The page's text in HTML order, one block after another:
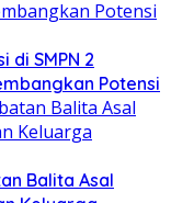
di SMPN 2
Potensi
Balita Asal